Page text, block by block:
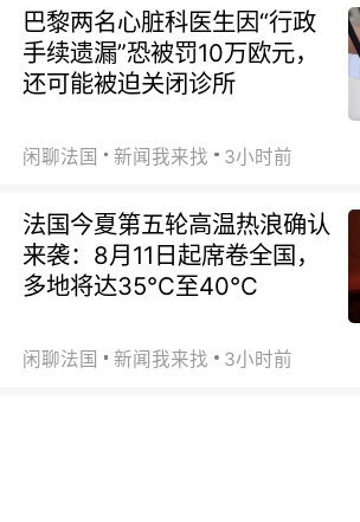
巴黎两名心脏科医生因“行政
手续遗漏”恐被罚10万欧元，
还可能被迫关闭诊所
闲聊法国 新闻我来找 3小时前
法国今夏第五轮高温热浪确认
来袭：8月11日起席卷全国，
多地将达35℃至40℃
闲聊法国 新闻我来找 3小时前